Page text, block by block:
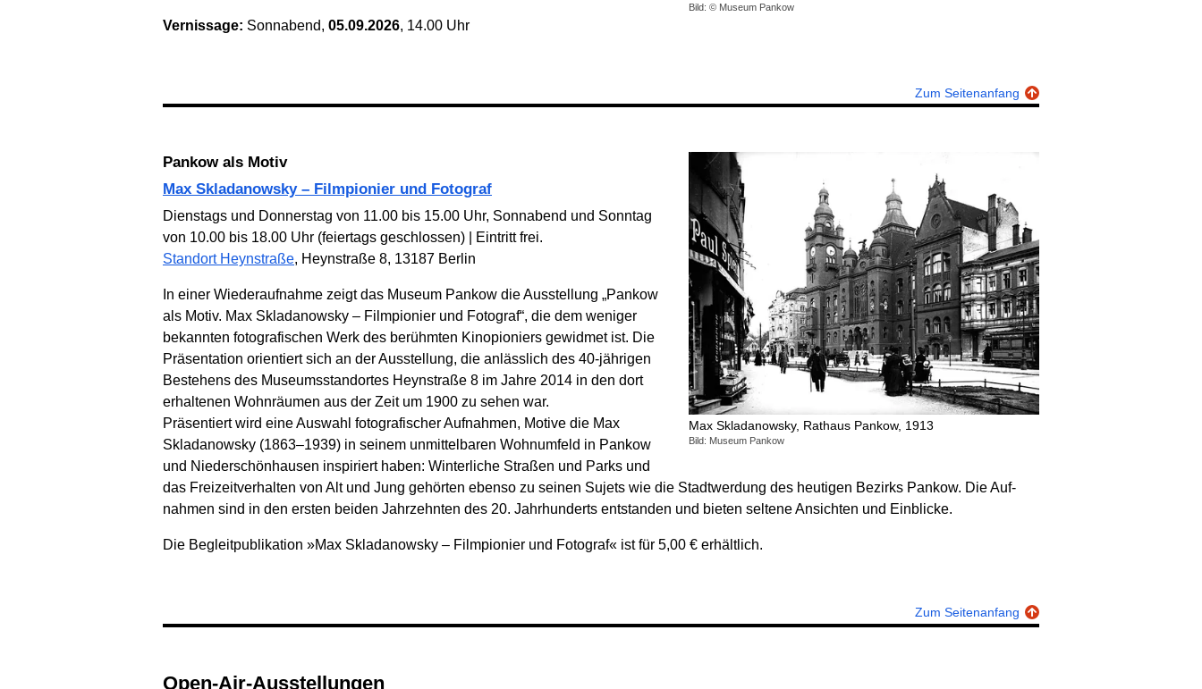
Bild: © Museum Pankow
Vernissage: Sonnabend, 05.09.2026, 14.00 Uhr
Zum Seitenanfang
Max Skladanowsky, Rathaus Pankow, 1913
Bild: Museum Pankow
Pankow als Motiv
Max Skladanowsky – Filmpionier und Fotograf
Dienstags und Donnerstag von 11.00 bis 15.00 Uhr, Sonnabend und Sonntag
von 10.00 bis 18.00 Uhr (feiertags geschlossen) | Eintritt frei.
Standort Heynstraße, Heynstraße 8, 13187 Berlin
In einer Wieder­aufnahme zeigt das Museum Pankow die Aus­stellung „Pankow
als Motiv. Max Skladanowsky – Film­pionier und Fotograf“, die dem weniger
bekannten foto­grafischen Werk des berühmten Kino­pioniers gewidmet ist. Die
Präsen­tation orientiert sich an der Aus­stellung, die an­lässlich des 40-jährigen
Bestehens des Museums­standortes Heynstraße 8 im Jahre 2014 in den dort
erhaltenen Wohn­räumen aus der Zeit um 1900 zu sehen war.
Präsentiert wird eine Auswahl foto­grafischer Auf­nahmen, Motive die Max
Skladanowsky (1863–1939) in seinem un­mittel­baren Wohn­umfeld in Pankow
und Nieder­schönhausen inspiriert haben: Winter­liche Straßen und Parks und
das Frei­zeit­verhalten von Alt und Jung gehörten ebenso zu seinen Sujets wie die Stadt­werdung des heutigen Bezirks Pankow. Die Auf­
nahmen sind in den ersten beiden Jahr­zehnten des 20. Jahr­hunderts ent­standen und bieten seltene An­sichten und Ein­blicke.
Die Begleitpublikation »Max Skladanowsky – Filmpionier und Fotograf« ist für 5,00 € erhältlich.
Zum Seitenanfang
Open-Air-Ausstellungen